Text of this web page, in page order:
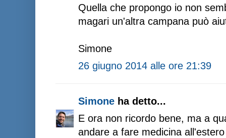
Quella che propongo io non
magari un'altra campana può
Simone
26 giugno 2014 alle ore 21:39
Simone ha detto...
E ora non ricordo bene, ma a
andare a fare medicina